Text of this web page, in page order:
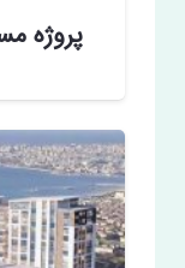
پروژه